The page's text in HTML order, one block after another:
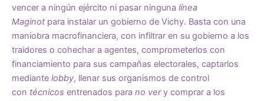
vencer a ningún ejército ni pasar ninguna línea
Maginotpara instalar un gobierno de Vichy. Basta con una
maniobra macrofinanciera, con infiltrar en su gobierno a los
traidores o cohechar a agentes, comprometerlos con
financiamiento para sus campañas electorales, captarlos
mediante lobby, llenar sus organismos de control
con técnicos entrenados para no very comprar a los